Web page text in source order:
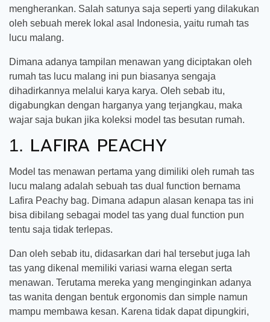
mengherankan. Salah satunya saja seperti yang dilakukan
oleh sebuah merek lokal asal Indonesia, yaitu rumah tas
lucu malang.
Dimana adanya tampilan menawan yang diciptakan oleh
rumah tas lucu malang ini pun biasanya sengaja
dihadirkannya melalui karya karya. Oleh sebab itu,
digabungkan dengan harganya yang terjangkau, maka
wajar saja bukan jika koleksi model tas besutan rumah.
1. LAFIRA PEACHY
Model tas menawan pertama yang dimiliki oleh rumah tas
lucu malang adalah sebuah tas dual function bernama
Lafira Peachy bag. Dimana adapun alasan kenapa tas ini
bisa dibilang sebagai model tas yang dual function pun
tentu saja tidak terlepas.
Dan oleh sebab itu, didasarkan dari hal tersebut juga lah
tas yang dikenal memiliki variasi warna elegan serta
menawan. Terutama mereka yang menginginkan adanya
tas wanita dengan bentuk ergonomis dan simple namun
mampu membawa kesan. Karena tidak dapat dipungkiri,